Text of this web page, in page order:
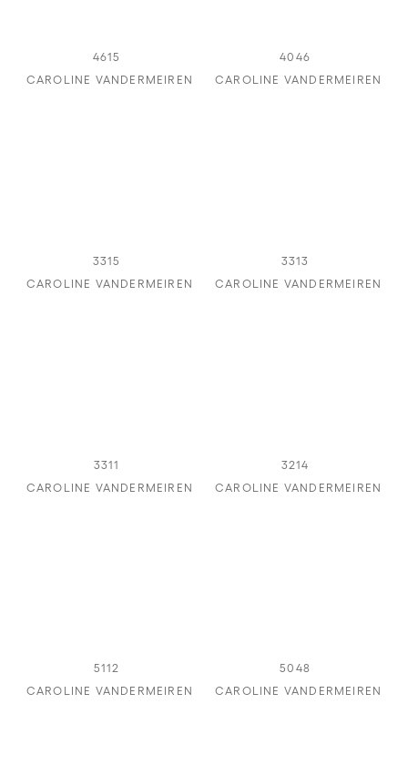
4615
CAROLINE VANDERMEIREN
4046
CAROLINE VANDERMEIREN
3315
CAROLINE VANDERMEIREN
3313
CAROLINE VANDERMEIREN
3311
CAROLINE VANDERMEIREN
3214
CAROLINE VANDERMEIREN
5112
CAROLINE VANDERMEIREN
5048
CAROLINE VANDERMEIREN